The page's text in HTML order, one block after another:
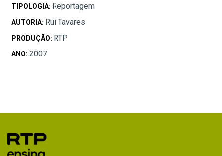
TIPOLOGIA: Reportagem
AUTORIA: Rui Tavares
PRODUÇÃO: RTP
ANO: 2007